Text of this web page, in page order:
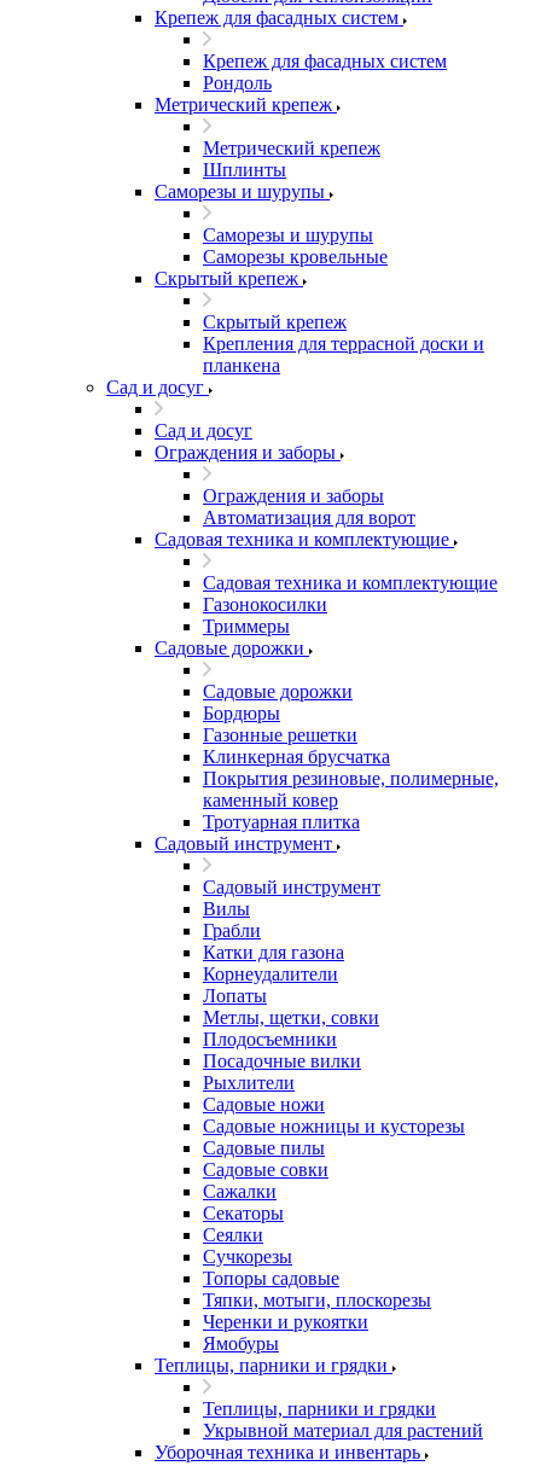
Крепеж для фасадных систем
Крепеж для фасадных систем
Рондоль
Метрический крепеж
Метрический крепеж
Шплинты
Саморезы и шурупы
Саморезы и шурупы
Саморезы кровельные
Скрытый крепеж
Скрытый крепеж
Крепления для террасной доски и
планкена
Сад и досуг
Сад и досуг
Ограждения и заборы
Ограждения и заборы
Автоматизация для ворот
Садовая техника и комплектующие
Садовая техника и комплектующие
Газонокосилки
Триммеры
Садовые дорожки
Садовые дорожки
Бордюры
Газонные решетки
Клинкерная брусчатка
Покрытия резиновые, полимерные,
каменный ковер
Тротуарная плитка
Садовый инструмент
Садовый инструмент
Вилы
Грабли
Катки для газона
Корнеудалители
Лопаты
Метлы, щетки, совки
Плодосъемники
Посадочные вилки
Рыхлители
Садовые ножи
Садовые ножницы и кусторезы
Садовые пилы
Садовые совки
Сажалки
Секаторы
Сеялки
Сучкорезы
Топоры садовые
Тяпки, мотыги, плоскорезы
Черенки и рукоятки
Ямобуры
Теплицы, парники и грядки
Теплицы, парники и грядки
Укрывной материал для растений
Уборочная техника и инвентарь